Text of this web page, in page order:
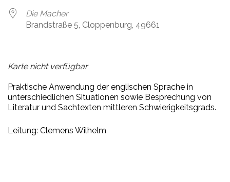
Die Macher
Brandstraße 5, Cloppenburg, 49661
Karte nicht verfügbar
Praktische Anwendung der englischen Sprache in
unterschiedlichen Situationen sowie Besprechung von
Literatur und Sachtexten mittleren Schwierigkeitsgrads.
Leitung: Clemens Wilhelm